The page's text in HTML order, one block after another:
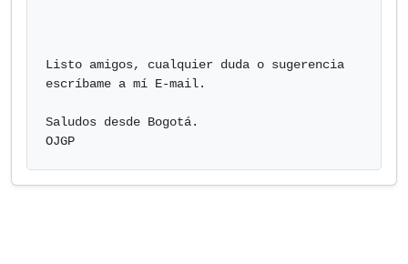
Listo amigos, cualquier duda o sugerencia
escríbame a mí E-mail.
Saludos desde Bogotá.
OJGP